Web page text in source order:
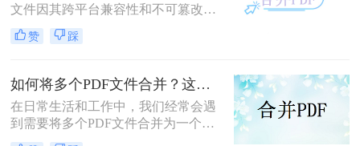
文件因其跨平台兼容性和不可篡改性
而广受欢迎。然而，当需要处理多个
PDF文件时，将它们合并成一个文件
两个PDF文件呢？本文将介绍三种合
并PDF文件的方法。
赞 踩
如何将多个PDF文件合并？这两个高效方法帮你解决！
在日常生活和工作中，我们经常会遇
到需要将多个PDF文件合并为一个的
情况，以便于查阅、分享或存档。那